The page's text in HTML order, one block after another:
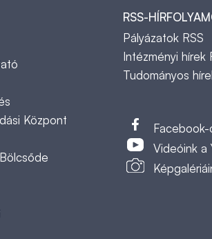
Központ
RSS-
Pályázatok RSS
Intézményi hírek
Tudományos
Facebook-
Videóink a